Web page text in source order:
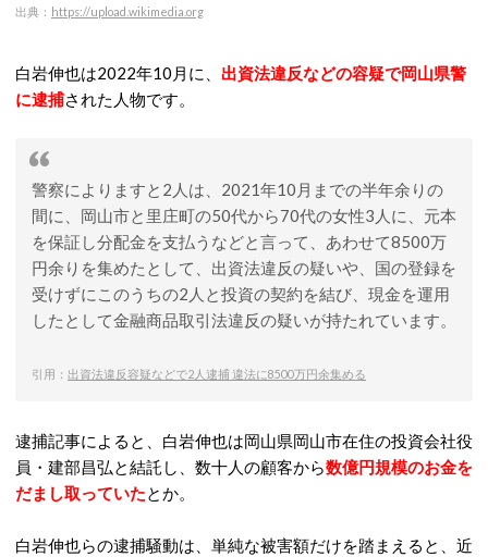
出典： https://upload.wikimedia.org
白岩伸也は2022年10月に、 出資法違反などの容疑で岡山県警
に逮捕された人物です。
警察によりますと2人は、2021年10月までの半年余りの
間に、岡山市と里庄町の50代から70代の女性3人に、元本
を保証し分配金を支払うなどと言って、あわせて8500万
円余りを集めたとして、出資法違反の疑いや、国の登録を
受けずにこのうちの2人と投資の契約を結び、現金を運用
したとして金融商品取引法違反の疑いが持たれています。
引用： 出資法違反容疑などで2人逮捕 違法に8500万円余集める
逮捕記事によると、白岩伸也は岡山県岡山市在住の投資会社役
員・建部昌弘と結託し、数十人の顧客から数億円規模のお金を
だまし取っていたとか。
白岩伸也らの逮捕騒動は、単純な被害額だけを踏まえると、近